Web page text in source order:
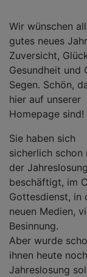
Wir wünschen
gutes neues
Zuversicht,
Gesundheit und
Segen. Schön,
hier auf unserer
Homepage sind!
Sie haben sich
sicherlich schon
der Jahreslosung
beschäftigt, im
Gottesdienst, in
neuen Medien,
Besinnung.
Aber wurde
ihnen heute
Jahreslosung